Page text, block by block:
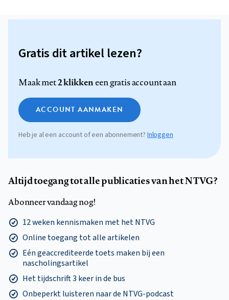
Gratis dit artikel lezen?
Maak met2 klikkeneen gratis account aan
ACCOUNT AANMAKEN
Heb je al een account of een abonnement? Inloggen
Altijd toegang tot alle publicaties van het NTVG?
Abonneer vandaag nog!
12 weken kennismaken met het NTVG
Online toegang tot alle artikelen
Eén geaccrediteerde toets maken bij een
nascholingsartikel
Het tijdschrift 3 keer in de bus
Onbeperkt luisteren naar de NTVG-podcast